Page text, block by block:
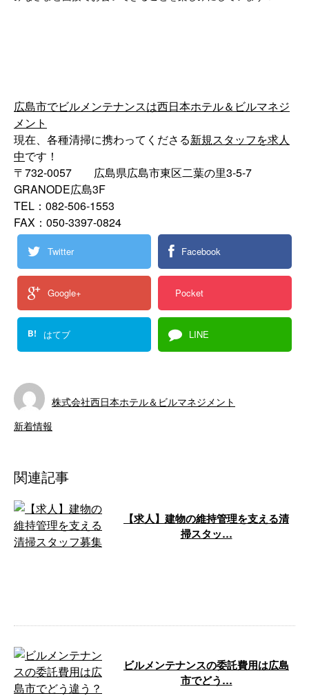
広島市でビルメンテナンスは西日本ホテル＆ビルマネジ
メント
現在、各種清掃に携わってくださる新規スタッフを求人
中です！
〒732-0057 広島県広島市東区二葉の里3-5-7
GRANODE広島3F
TEL：082-506-1553
FAX：050-3397-0824
Twitter Facebook
Google+ Pocket
B! はてブ LINE
株式会社西日本ホテル＆ビルマネジメント
新着情報
関連記事
【求人】建物の維持管理を支える清
掃スタッ…
ビルメンテナンスの委託費用は広島
市でどう…